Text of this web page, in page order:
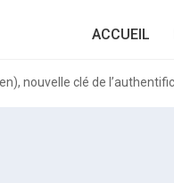
ACCUEIL
nouvelle clé de